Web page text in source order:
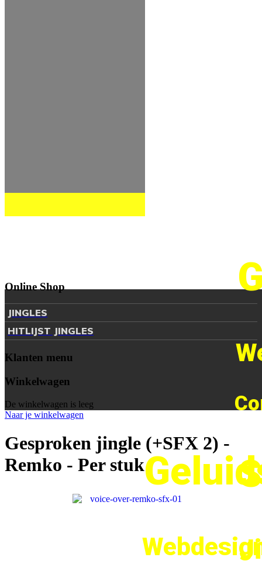
Online Shop
JINGLES
HITLIJST JINGLES
Klanten menu
Winkelwagen
De winkelwagen is leeg
Naar je winkelwagen
Gesproken jingle (+SFX 2) -
Remko - Per stuk